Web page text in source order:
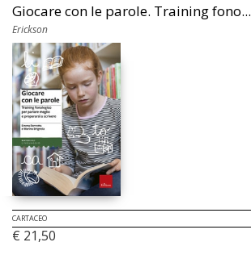
Giocare con le parole. Training fono...
Erickson
CARTACEO
€ 21,50